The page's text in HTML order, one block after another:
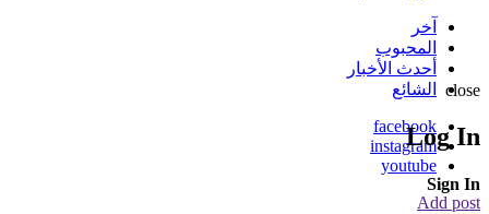
آخر
المحبوب
أحدث الأخبار
الشائع
facebook
instagram
youtube
Add post
close
Log In
Sign In